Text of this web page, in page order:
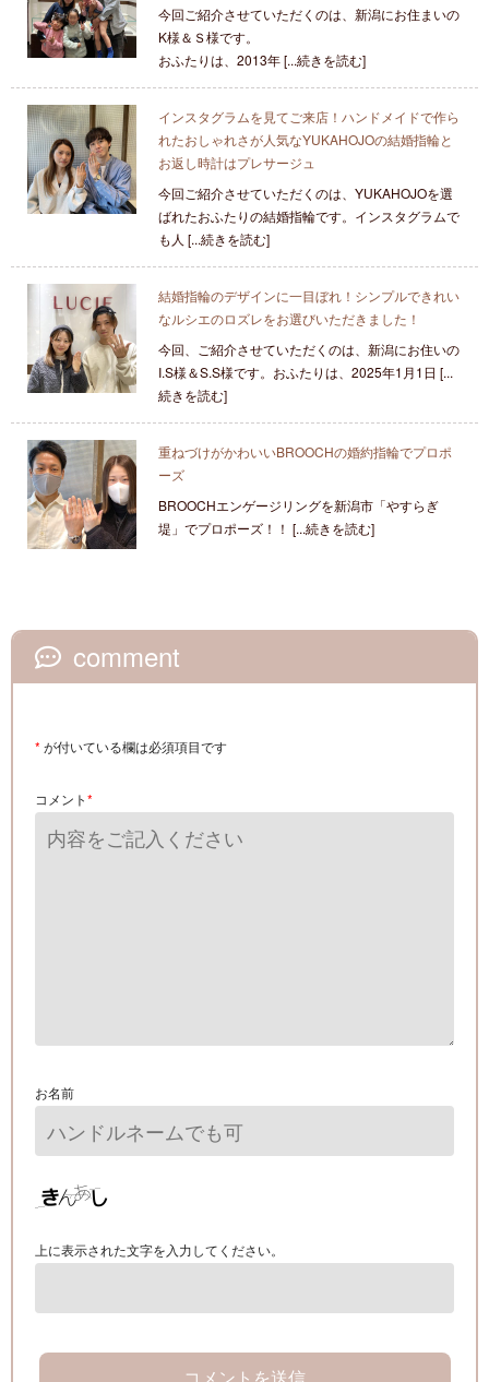
今回ご紹介させていただくのは、新潟にお住まいの
K様＆Ｓ様です。
おふたりは、2013年 [...続きを読む]
インスタグラムを見てご来店！ハンドメイドで作ら
れたおしゃれさが人気なYUKAHOJOの結婚指輪と
お返し時計はプレサージュ
今回ご紹介させていただくのは、YUKAHOJOを選
ばれたおふたりの結婚指輪です。インスタグラムで
も人 [...続きを読む]
結婚指輪のデザインに一目ぼれ！シンプルできれい
なルシエのロズレをお選びいただきました！
今回、ご紹介させていただくのは、新潟にお住いの
I.S様＆S.S様です。おふたりは、2025年1月1日 [...
続きを読む]
重ねづけがかわいいBROOCHの婚約指輪でプロポ
ーズ
BROOCHエンゲージリングを新潟市「やすらぎ
堤」でプロポーズ！！ [...続きを読む]
comment
* が付いている欄は必須項目です
コメント*
お名前
上に表示された文字を入力してください。